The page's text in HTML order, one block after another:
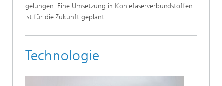
gelungen. Eine Umsetzung in Kohlefaserverbundstoffen
ist für die Zukunft geplant.
Technologie